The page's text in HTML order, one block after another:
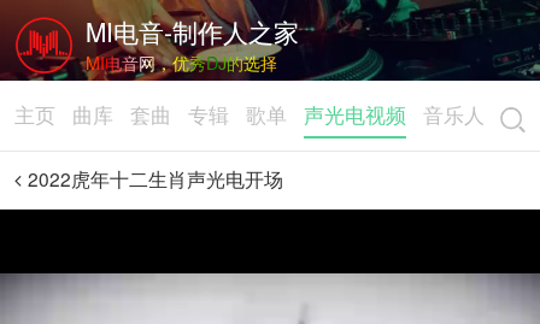
MI电音-制作人之家
MI电音网，优秀DJ的选择
主页 曲库 套曲 专辑 歌单 声光电视频 音乐人
2022虎年十二生肖声光电开场